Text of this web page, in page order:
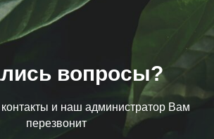
вопросы?
и наш администратор Вам
перезвонит